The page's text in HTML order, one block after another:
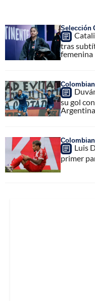
Selección
tras
femenina
su gol
Argentina
Luis
primer